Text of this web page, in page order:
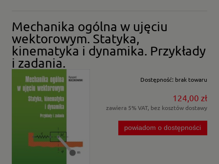
Mechanika ogólna w ujęciu
wektorowym. Statyka,
kinematyka i dynamika. Przykłady
i zadania.
Dostępność: brak towaru
124,00 zł
zawiera 5% VAT, bez kosztów dostawy
powiadom o dostępności